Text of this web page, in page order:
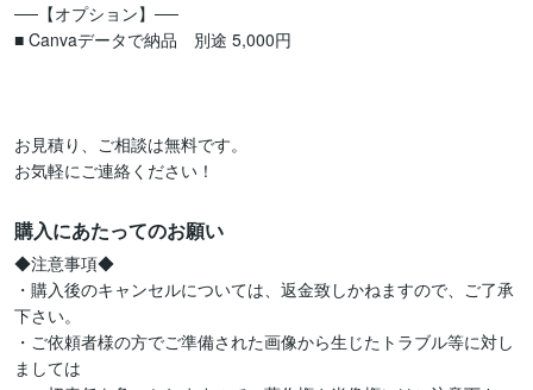
──【オプション】──
■ Canvaデータで納品　別途 5,000円
お見積り、ご相談は無料です。
お気軽にご連絡ください！
購入にあたってのお願い
◆注意事項◆
・購入後のキャンセルについては、返金致しかねますので、ご了承
下さい。
・ご依頼者様の方でご準備された画像から生じたトラブル等に対し
ましては